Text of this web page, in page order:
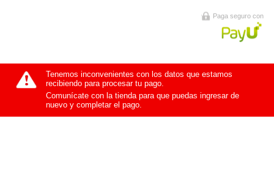
Paga seguro con
Tenemos inconvenientes con los datos que estamos
recibiendo para procesar tu pago.
Comunícate con la tienda para que puedas ingresar de
nuevo y completar el pago.